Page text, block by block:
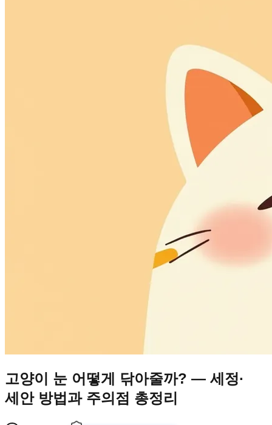
고양이 눈 어떻게 닦아줄까? — 세정·
세안 방법과 주의점 총정리